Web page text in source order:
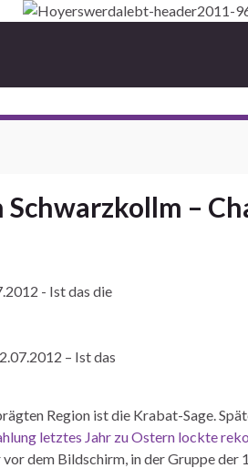
–
– Ist das
Region ist die Krabat-Sage.
letztes Jahr zu Ostern lockte
dem Bildschirm, in der Gruppe